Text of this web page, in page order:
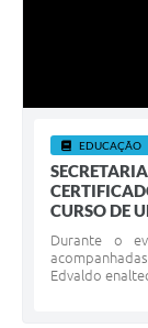
EDUCAÇÃO
CURSO DE
Durante o
Edvaldo